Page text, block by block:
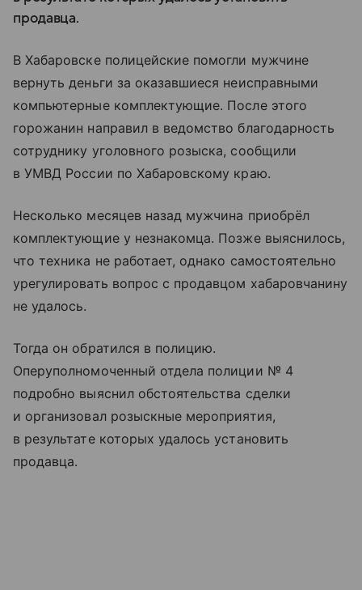
продавца.
В Хабаровске полицейские помогли мужчине
вернуть деньги за оказавшиеся неисправными
компьютерные комплектующие. После этого
горожанин направил в ведомство благодарность
сотруднику уголовного розыска, сообщили
в УМВД России по Хабаровскому краю.
Несколько месяцев назад мужчина приобрёл
комплектующие у незнакомца. Позже выяснилось,
что техника не работает, однако самостоятельно
урегулировать вопрос с продавцом хабаровчанину
не удалось.
Тогда он обратился в полицию.
Оперуполномоченный отдела полиции № 4
подробно выяснил обстоятельства сделки
и организовал розыскные мероприятия,
в результате которых удалось установить
продавца.